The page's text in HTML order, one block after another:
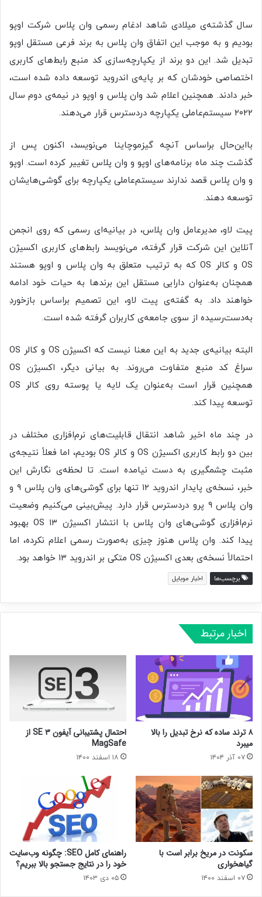
سال گذشته‌ی میلادی شاهد ادغام رسمی وان پلاس شرکت اوپو
بودیم و به موجب این اتفاق وان پلاس به برند فرعی مستقل اوپو
تبدیل شد. این دو برند از یکپارچه‌سازی کد منبع رابط‌های کاربری
اختصاصی خودشان که بر پایه‌ی اندروید توسعه داده شده است،
خبر دادند. همچنین اعلام شد وان پلاس و اوپو در نیمه‌ی دوم سال
۲۰۲۲ سیستم‌عاملی یکپارچه دردسترس قرار می‌دهند.
بااین‌حال براساس آنچه گیزموچاینا می‌نویسد، اکنون پس از
گذشت چند ماه برنامه‌های اوپو و وان پلاس تغییر کرده است. اوپو
و وان پلاس قصد ندارند سیستم‌عاملی یکپارچه برای گوشی‌هایشان
توسعه دهند.
پیت لاو، مدیرعامل وان پلاس، در بیانیه‌ای رسمی که روی انجمن
آنلاین این شرکت قرار گرفته، می‌نویسد رابط‌های کاربری اکسیژن
OS و کالر OS که به ترتیب متعلق‌ به وان پلاس و اوپو هستند
همچنان به‌عنوان دارایی مستقل این برندها به حیات خود ادامه
خواهند داد. به گفته‌ی پیت لاو، این تصمیم براساس بازخوردِ
به‌دست‌رسیده از سوی جامعه‌ی کاربران گرفته شده است.
البته بیانیه‌ی جدید به این معنا نیست که اکسیژن OS و کالر OS
سراغ کد منبع متفاوت می‌روند. به بیانی دیگر، اکسیژن OS
همچنین قرار است به‌عنوان یک لایه یا پوسته روی کالر OS
توسعه پیدا کند.
در چند ماه اخیر شاهد انتقال قابلیت‌های نرم‌افزاری مختلف در
بین دو رابط کاربری اکسیژن OS و کالر OS بودیم، اما فعلاً نتیجه‌ی
مثبت چشمگیری به دست نیامده است. تا لحظه‌ی نگارش این
خبر، نسخه‌ی پایدار اندروید ۱۲ تنها برای گوشی‌های وان پلاس ۹ و
وان پلاس ۹ پرو دردسترس قرار دارد. پیش‌بینی می‌کنیم وضعیت
نرم‌افزاری گوشی‌های وان پلاس با انتشار اکسیژن OS ۱۳ بهبود
پیدا کند. وان پلاس هنوز چیزی به‌صورت رسمی اعلام نکرده، اما
احتمالاً نسخه‌ی بعدی اکسیژن OS متکی‌ بر اندروید ۱۳ خواهد بود.
برچسب‌ها اخبار موبایل
اخبار مرتبط
۸ ترند ساده که نرخ تبدیل را بالا
میبرد
۰۷ آذر ۱۴۰۴
احتمال پشتیبانی آیفون SE ۳ از
MagSafe
۱۸ اسفند ۱۴۰۰
سکونت در مریخ برابر است با
گیاهخواری
۰۷ اسفند ۱۴۰۰
راهنمای کامل SEO: چگونه وب‌سایت
خود را در نتایج جستجو بالا ببریم؟
۰۵ دی ۱۴۰۳